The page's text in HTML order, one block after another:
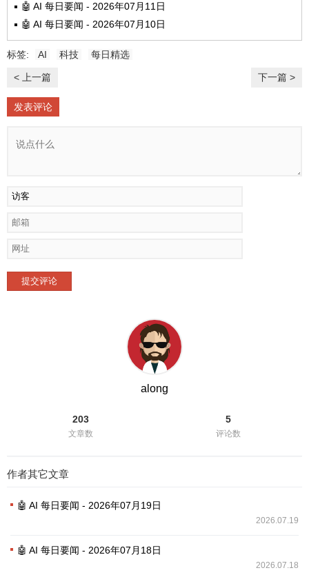
🤖 AI 每日要闻 - 2026年07月11日
🤖 AI 每日要闻 - 2026年07月10日
标签: AI 科技 每日精选
< 上一篇 下一篇 >
发表评论
提交评论
along
203
文章数
5
评论数
作者其它文章
🤖 AI 每日要闻 - 2026年07月19日
2026.07.19
🤖 AI 每日要闻 - 2026年07月18日
2026.07.18